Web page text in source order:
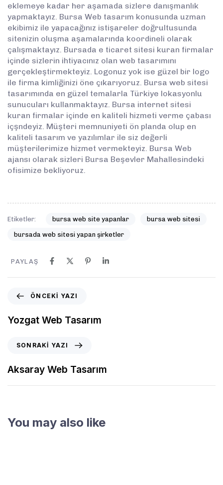
eklemeye kadar her aşamada sizlere danışmanlık
yapmaktayız. Bursa Web tasarım konusunda uzman
ekibimiz ile yapacağınız istişareler doğrultusunda
sitenizin oluşma aşamalarında koordineli olarak
çalışmaktayız. Bursada e ticaret sitesi kuran firmalar
içinde sizlerin ihtiyacınız olan web tasarımını
gerçekleştirmekteyiz. Logonuz yok ise güzel bir logo
ile firma kimliğinizi öne çıkarıyoruz. Bursa web sitesi
tasarımında en güzel temalarla Türkiye lokasyonlu
sunucuları kullanmaktayız. Bursa internet sitesi
kuran firmalar içinde en kaliteli hizmeti verme çabası
içşndeyiz. Müşteri memnuniyeti ön planda olup en
kaliteli tasarım ve yazılımlar ile siz değerli
müşterilerimize hizmet vermekteyiz. Bursa Web
ajansı olarak sizleri Bursa Beşevler Mahallesindeki
ofisimize bekliyoruz.
Etiketler: bursa web site yapanlar bursa web sitesi
bursada web sitesi yapan şirketler
PAYLAŞ
ÖNCEKI YAZI
Yozgat Web Tasarım
SONRAKI YAZI
Aksaray Web Tasarım
You may also like